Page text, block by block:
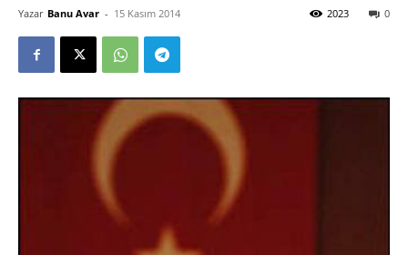
Yazar Banu Avar - 15 Kasım 2014 0
2023